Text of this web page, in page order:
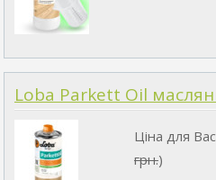
Loba Parkett Oil
Ціна для
грн.)